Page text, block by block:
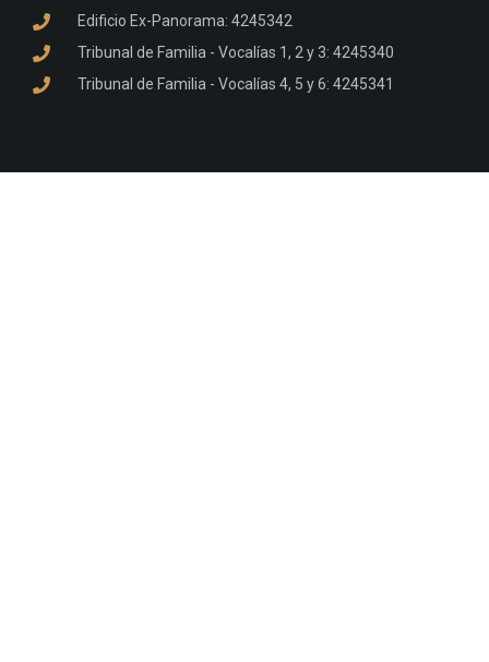
Edificio Ex-Panorama: 4245342
Tribunal de Familia - Vocalías 1, 2 y 3: 4245340
Tribunal de Familia - Vocalías 4, 5 y 6: 4245341